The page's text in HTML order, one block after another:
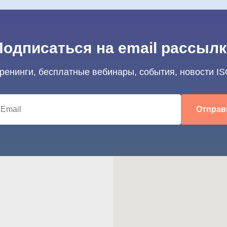
на email
бесплатные вебинары, события, новости